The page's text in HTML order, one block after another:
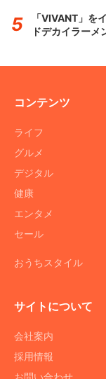
「VIVANT」
ドデカイラーメ
コンテンツ
ライフ
グルメ
デジタル
健康
エンタメ
セール
おうちスタイル
サイトについて
会社案内
採用情報
お問い合わせ